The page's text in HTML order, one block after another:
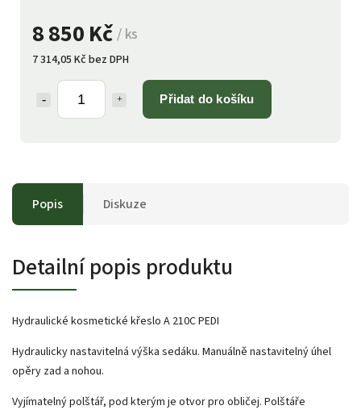
8 850 Kč/ ks
7 314,05 Kč bez DPH
Přidat do košíku
Popis Diskuze
Detailní popis produktu
Hydraulické kosmetické křeslo A 210C PEDI
Hydraulicky nastavitelná výška sedáku. Manuálně nastavitelný úhel
opěry zad a nohou.
Vyjímatelný polštář, pod kterým je otvor pro obličej. Polštáře